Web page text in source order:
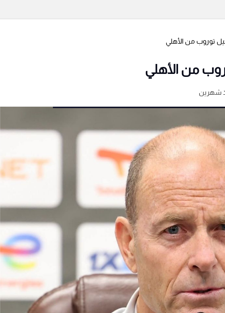
توروب من الأهلي
من الأهلي
شهرين